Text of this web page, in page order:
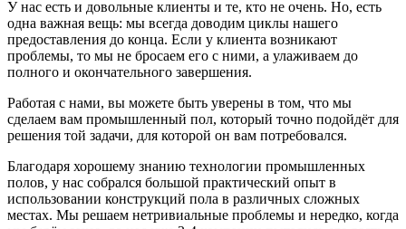
У нас есть и довольные клиенты и те, кто не очень. Но, есть
одна важная вещь: мы всегда доводим циклы нашего
предоставления до конца. Если у клиента возникают
проблемы, то мы не бросаем его с ними, а улаживаем до
полного и окончательного завершения.
Работая с нами, вы можете быть уверены в том, что мы
сделаем вам промышленный пол, который точно подойдёт для
решения той задачи, для которой он вам потребовался.
Благодаря хорошему знанию технологии промышленных
полов, у нас собрался большой практический опыт в
использовании конструкций пола в различных сложных
местах. Мы решаем нетривиальные проблемы и нередко, когда